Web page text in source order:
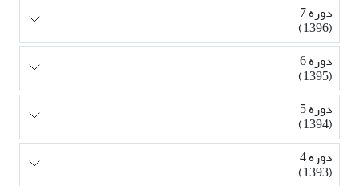
دوره 7
(1396)
دوره 6
(1395)
دوره 5
(1394)
دوره 4
(1393)